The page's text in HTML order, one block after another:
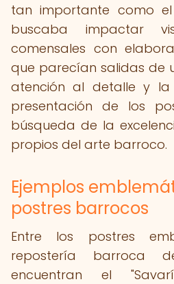
tan importante como
buscaba impactar
comensales con
que parecían salidas de
atención al detalle y la
presentación de los
búsqueda de la
propios del arte barroco.
Ejemplos
postres barrocos
Entre los postres
repostería barroca
encuentran el